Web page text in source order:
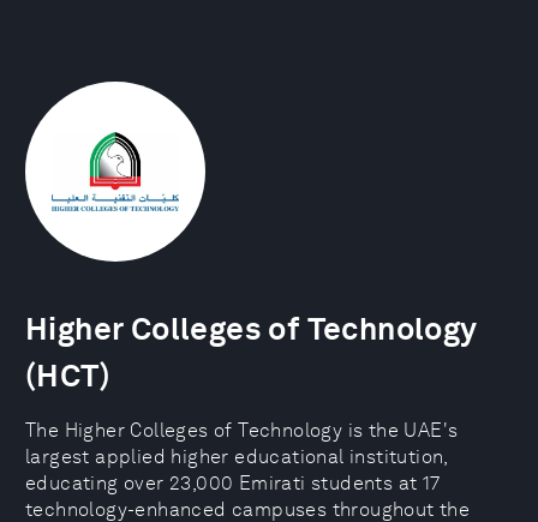
Higher Colleges of Technology
(HCT)
The Higher Colleges of Technology is the UAE's
largest applied higher educational institution,
educating over 23,000 Emirati students at 17
technology-enhanced campuses throughout the